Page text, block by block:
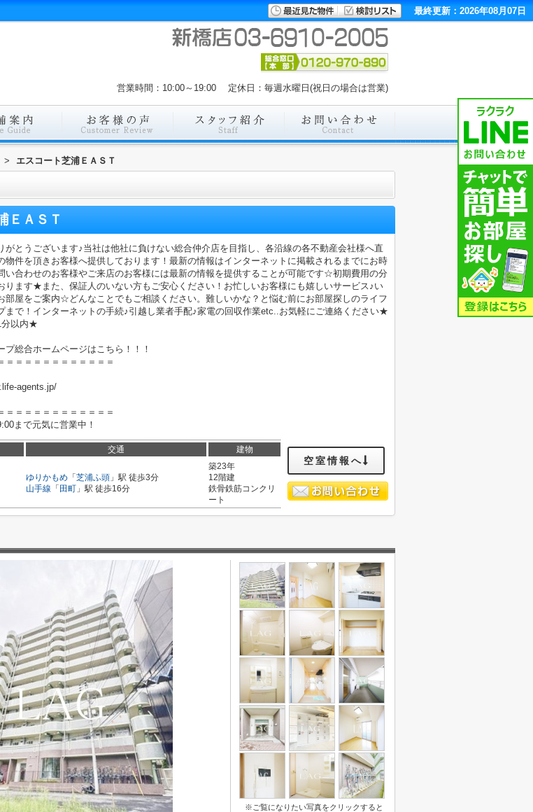
最終更新：2026年08月07日
営業時間：10:00～19:00 定休日：毎週水曜日(祝日の場合は営業)
> エスコート芝浦ＥＡＳＴ
ＥＡＳＴ
がとうございます♪当社は他社に負けない総合仲介店を目指し、各沿線の各不動産会社様へ直
物件を頂きお客様へ提供しております！最新の情報はインターネットに掲載されるまでにお時
い合わせのお客様やご来店のお客様には最新の情報を提供することが可能です☆初期費用の分
ります★また、保証人のいない方もご安心ください！お忙しいお客様にも嬉しいサービス♪い
部屋をご案内☆どんなことでもご相談ください。難しいかな？と悩む前にお部屋探しのライフ
まで！インターネットの手続♪引越し業者手配♪家電の回収作業etc..お気軽にご連絡ください★
分以内★
プ総合ホームページはこちら！！！
＝＝＝＝＝＝＝＝＝＝＝＝
agents.jp/
＝＝＝＝＝＝＝＝＝＝＝＝
まで元気に営業中！
交通 建物
ゆりかもめ 「 芝浦ふ頭 」駅 徒歩3分
山手線 「 田町 」駅 徒歩16分
築23年
12階建
鉄骨鉄筋コンクリ
ート
空室情報へ
※ご覧になりたい写真をクリックすると